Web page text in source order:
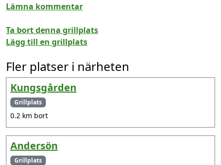
Lämna kommentar
Ta bort denna grillplats
Lägg till en grillplats
Fler platser i närheten
Kungsgården
Grillplats
0.2 km bort
Andersön
Grillplats